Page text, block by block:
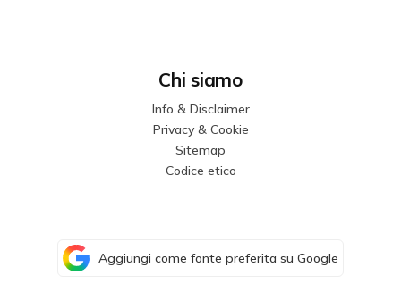
Chi siamo
Info & Disclaimer
Privacy & Cookie
Sitemap
Codice etico
Aggiungi come fonte preferita su Google